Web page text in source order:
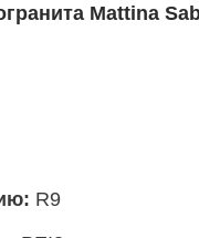
Mattina
R9